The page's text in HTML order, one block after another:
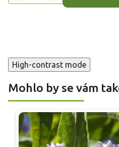
High-contrast mode
Mohlo by se vám